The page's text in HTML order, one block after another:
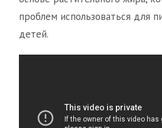
проблем использоваться для
детей.